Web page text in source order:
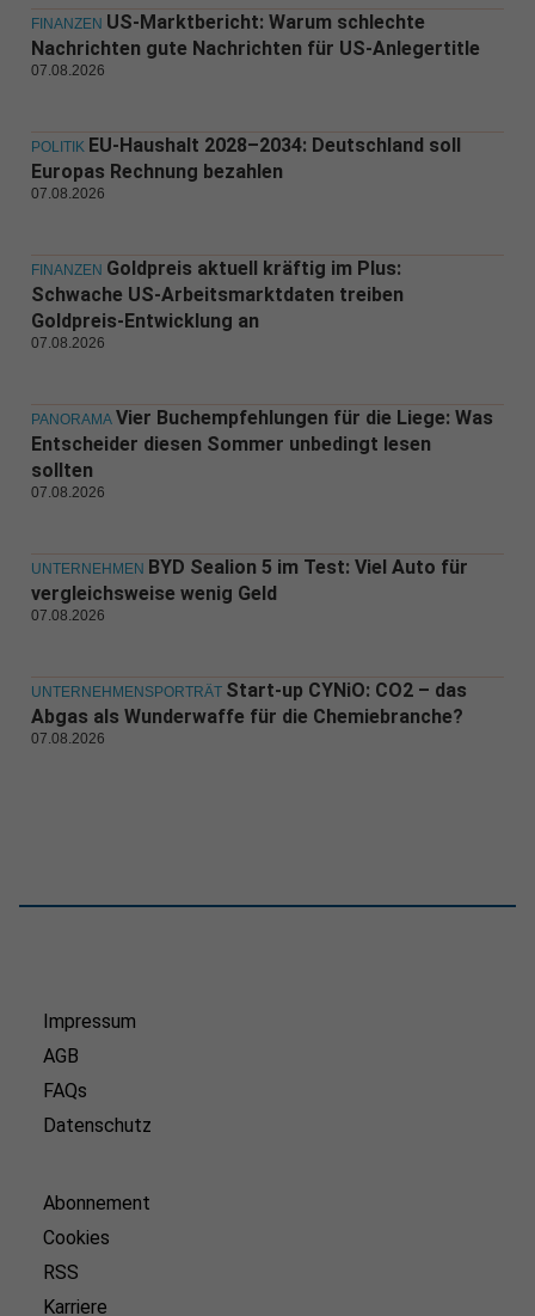
FINANZEN US-Marktbericht: Warum schlechte
Nachrichten gute Nachrichten für US-Anlegertitle
07.08.2026
POLITIK EU-Haushalt 2028–2034: Deutschland soll
Europas Rechnung bezahlen
07.08.2026
FINANZEN Goldpreis aktuell kräftig im Plus:
Schwache US-Arbeitsmarktdaten treiben
Goldpreis-Entwicklung an
07.08.2026
PANORAMA Vier Buchempfehlungen für die Liege: Was
Entscheider diesen Sommer unbedingt lesen
sollten
07.08.2026
UNTERNEHMEN BYD Sealion 5 im Test: Viel Auto für
vergleichsweise wenig Geld
07.08.2026
UNTERNEHMENSPORTRÄT Start-up CYNiO: CO2 – das
Abgas als Wunderwaffe für die Chemiebranche?
07.08.2026
Impressum
AGB
FAQs
Datenschutz
Abonnement
Cookies
RSS
Karriere